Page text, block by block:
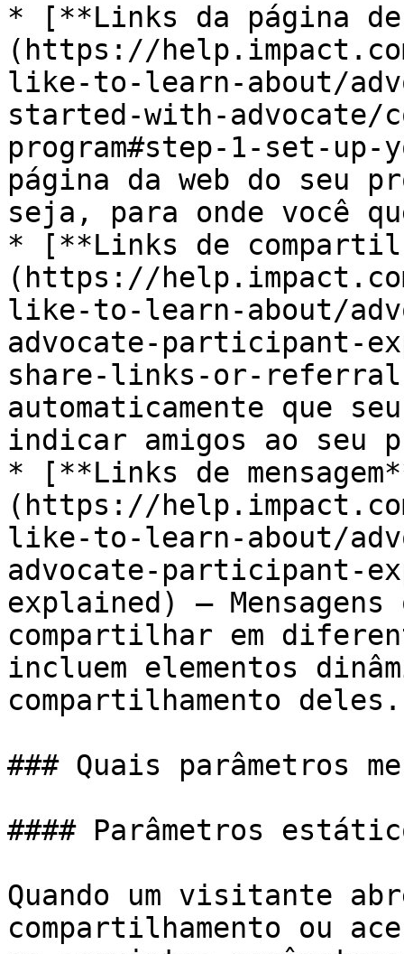
* [**Links da página
(https://
like-to-learn-about/
started-with-advocate/
program#step-1-set-up-
página da web do seu
seja, para onde você
* [**Links de
(https://
like-to-learn-about/
advocate-participant-
share-links-or-
automaticamente que
indicar amigos ao seu
* [**Links de
(https://
like-to-learn-about/
advocate-participant-
explained) — Mensagens
compartilhar em
incluem elementos
compartilhamento deles.
### Quais parâmetros
#### Parâmetros
Quando um visitante
compartilhamento ou